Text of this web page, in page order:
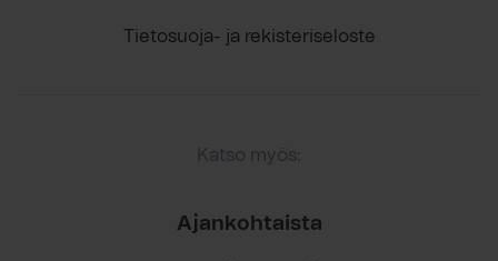
Tietosuoja- ja rekisteriseloste
Katso myös:
Ajankohtaista